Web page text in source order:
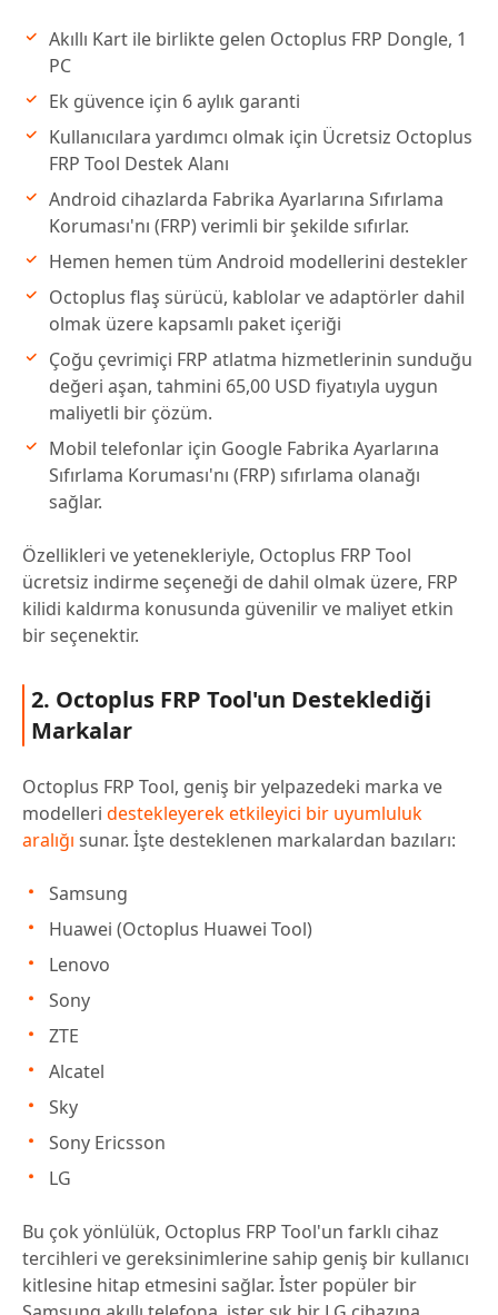
Akıllı Kart ile birlikte gelen Octoplus FRP Dongle, 1
PC
Ek güvence için 6 aylık garanti
Kullanıcılara yardımcı olmak için Ücretsiz Octoplus
FRP Tool Destek Alanı
Android cihazlarda Fabrika Ayarlarına Sıfırlama
Koruması'nı (FRP) verimli bir şekilde sıfırlar.
Hemen hemen tüm Android modellerini destekler
Octoplus flaş sürücü, kablolar ve adaptörler dahil
olmak üzere kapsamlı paket içeriği
Çoğu çevrimiçi FRP atlatma hizmetlerinin sunduğu
değeri aşan, tahmini 65,00 USD fiyatıyla uygun
maliyetli bir çözüm.
Mobil telefonlar için Google Fabrika Ayarlarına
Sıfırlama Koruması'nı (FRP) sıfırlama olanağı
sağlar.
Özellikleri ve yetenekleriyle, Octoplus FRP Tool
ücretsiz indirme seçeneği de dahil olmak üzere, FRP
kilidi kaldırma konusunda güvenilir ve maliyet etkin
bir seçenektir.
2. Octoplus FRP Tool'un Desteklediği
Markalar
Octoplus FRP Tool, geniş bir yelpazedeki marka ve
modelleri destekleyerek etkileyici bir uyumluluk
aralığı sunar. İşte desteklenen markalardan bazıları:
Samsung
Huawei (Octoplus Huawei Tool)
Lenovo
Sony
ZTE
Alcatel
Sky
Sony Ericsson
LG
Bu çok yönlülük, Octoplus FRP Tool'un farklı cihaz
tercihleri ve gereksinimlerine sahip geniş bir kullanıcı
kitlesine hitap etmesini sağlar. İster popüler bir